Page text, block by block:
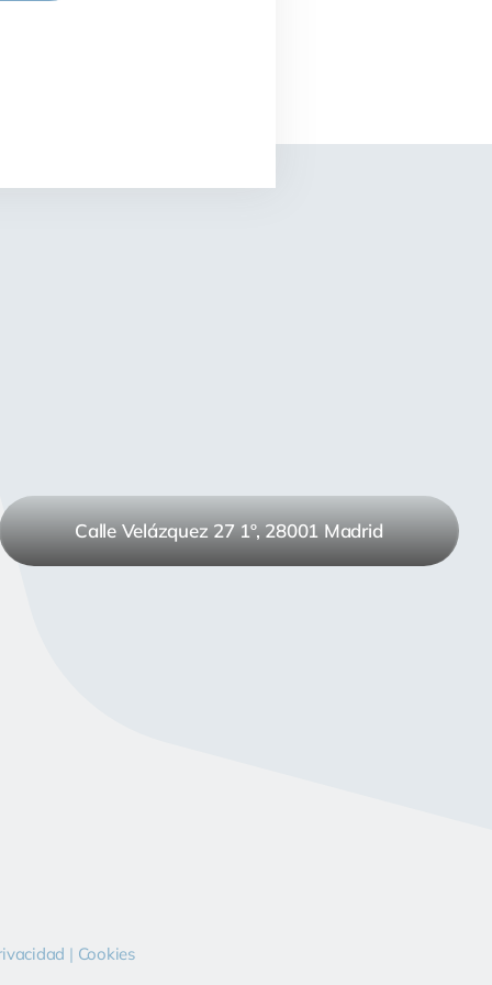
Calle Velázquez 27 1º, 28001 Madrid
| Cookies